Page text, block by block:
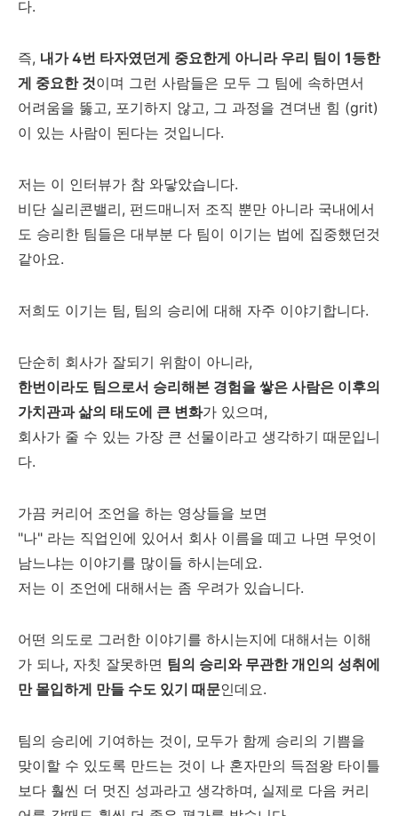
다.
즉, 내가 4번 타자였던게 중요한게 아니라 우리 팀이 1등한
게 중요한 것이며 그런 사람들은 모두 그 팀에 속하면서
어려움을 뚫고, 포기하지 않고, 그 과정을 견뎌낸 힘 (grit)
이 있는 사람이 된다는 것입니다.
저는 이 인터뷰가 참 와닿았습니다.
비단 실리콘밸리, 펀드매니저 조직 뿐만 아니라 국내에서
도 승리한 팀들은 대부분 다 팀이 이기는 법에 집중했던것
같아요.
저희도 이기는 팀, 팀의 승리에 대해 자주 이야기합니다.
단순히 회사가 잘되기 위함이 아니라,
한번이라도 팀으로서 승리해본 경험을 쌓은 사람은 이후의
가치관과 삶의 태도에 큰 변화가 있으며,
회사가 줄 수 있는 가장 큰 선물이라고 생각하기 때문입니
다.
가끔 커리어 조언을 하는 영상들을 보면
"나" 라는 직업인에 있어서 회사 이름을 떼고 나면 무엇이
남느냐는 이야기를 많이들 하시는데요.
저는 이 조언에 대해서는 좀 우려가 있습니다.
어떤 의도로 그러한 이야기를 하시는지에 대해서는 이해
가 되나, 자칫 잘못하면 팀의 승리와 무관한 개인의 성취에
만 몰입하게 만들 수도 있기 때문인데요.
팀의 승리에 기여하는 것이, 모두가 함께 승리의 기쁨을
맞이할 수 있도록 만드는 것이 나 혼자만의 득점왕 타이틀
보다 훨씬 더 멋진 성과라고 생각하며, 실제로 다음 커리